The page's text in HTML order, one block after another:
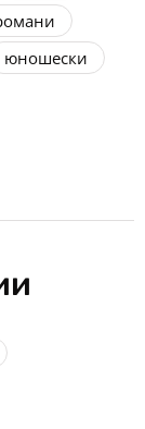
юношески